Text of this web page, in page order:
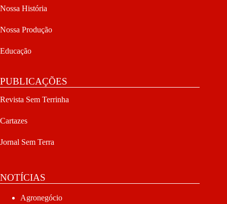
Nossa História
Nossa Produção
Educação
PUBLICAÇÕES
Revista Sem Terrinha
Cartazes
Jornal Sem Terra
NOTÍCIAS
Agronegócio